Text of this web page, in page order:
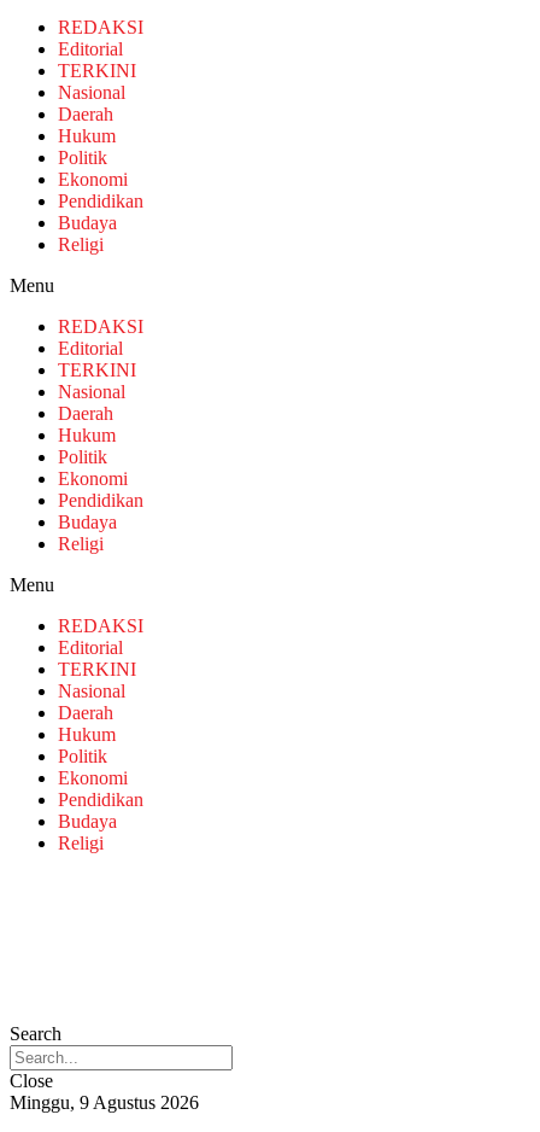
REDAKSI
Editorial
TERKINI
Nasional
Daerah
Hukum
Politik
Ekonomi
Pendidikan
Budaya
Religi
Menu
REDAKSI
Editorial
TERKINI
Nasional
Daerah
Hukum
Politik
Ekonomi
Pendidikan
Budaya
Religi
Menu
REDAKSI
Editorial
TERKINI
Nasional
Daerah
Hukum
Politik
Ekonomi
Pendidikan
Budaya
Religi
Search
Close
Minggu, 9 Agustus 2026